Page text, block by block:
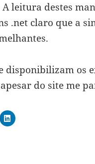
A leitura destes
.net claro que a
disponibilizam os
do site me